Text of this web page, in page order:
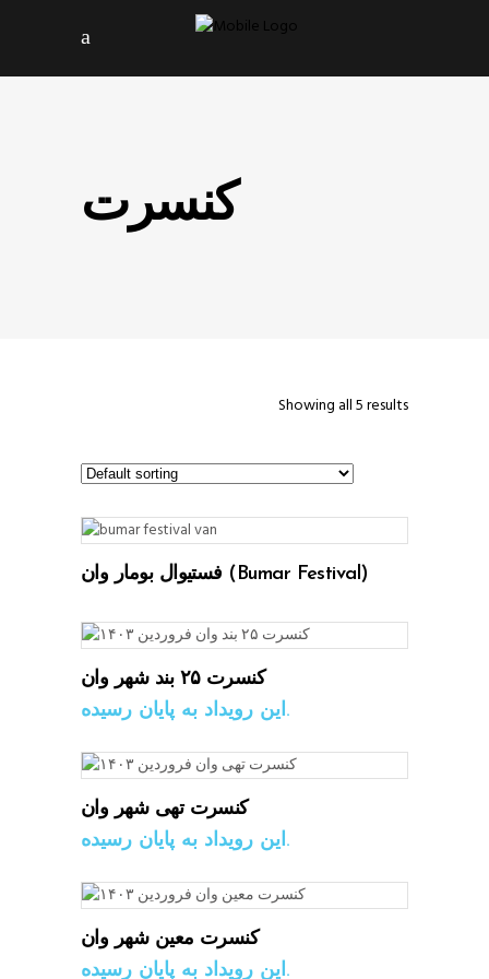
کنسرت
Showing all 5 results
فستیوال بومار وان (Bumar Festival)
کنسرت ۲۵ بند شهر وان
این رویداد به پایان رسیده.
کنسرت تهی شهر وان
این رویداد به پایان رسیده.
کنسرت معین شهر وان
این رویداد به پایان رسیده.